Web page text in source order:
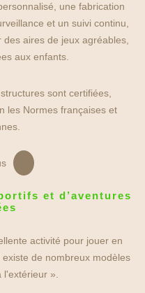
une fabrication
et un suivi continu,
aires de jeux agréables,
aux enfants.
sont certifiées,
les Normes françaises et
et d’aventures
activité pour jouer en
de nombreux modèles
».